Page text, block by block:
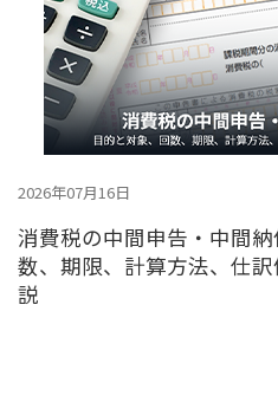
2026年07月16日
消費税の中間申告・中間
数、期限、計算方法、仕
説